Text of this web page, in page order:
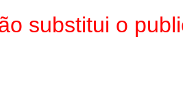
substitui o